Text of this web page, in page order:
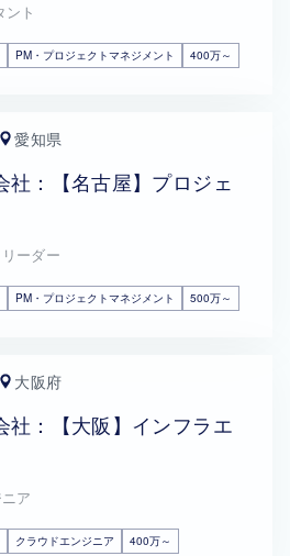
ント
PM・プロジェクトマネジメント 400万～
愛知県
社：【名古屋】プロジェ
ーダー
PM・プロジェクトマネジメント 500万～
大阪府
社：【大阪】インフラエ
ア
クラウドエンジニア 400万～